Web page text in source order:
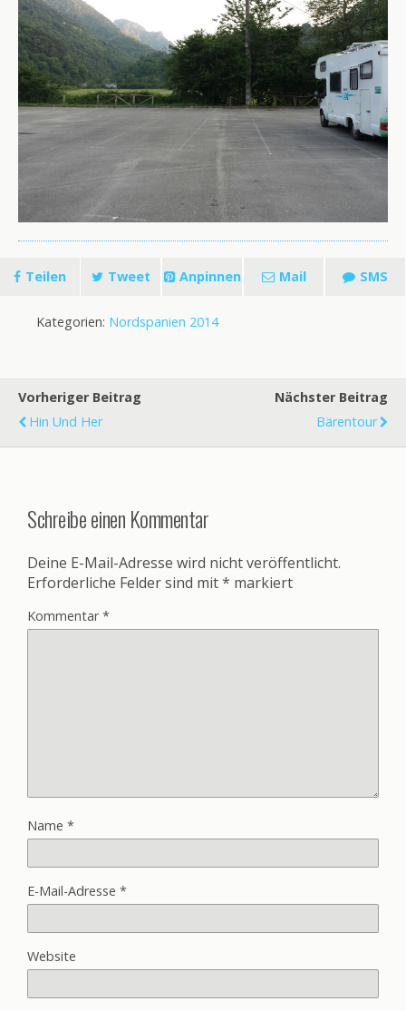
Teilen Tweet Anpinnen Mail SMS
Kategorien: Nordspanien 2014
Vorheriger Beitrag
Hin Und Her
Nächster Beitrag
Bärentour
Schreibe einen Kommentar
Deine E-Mail-Adresse wird nicht veröffentlicht.
Erforderliche Felder sind mit* markiert
Kommentar*
Name *
E-Mail-Adresse *
Website